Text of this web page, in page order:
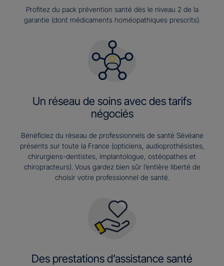
Profitez du pack prévention santé dès le niveau 2 de la
garantie (dont médicaments homéopathiques prescrits).
Un réseau de soins avec des tarifs
négociés
Bénéficiez du réseau de professionnels de santé Sévéane
présents sur toute la France (opticiens, audioprothésistes,
chirurgiens-dentistes, implantologue, ostéopathes et
chiropracteurs). Vous gardez bien sûr l’entière liberté de
choisir votre professionnel de santé.
Des prestations d’assistance santé